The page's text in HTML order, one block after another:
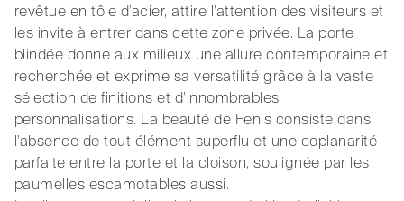
revêtue en tôle d’acier, attire l’attention des visiteurs et
les invite à entrer dans cette zone privée. La porte
blindée donne aux milieux une allure contemporaine et
recherchée et exprime sa versatilité grâce à la vaste
sélection de finitions et d’innombrables
personnalisations. La beauté de Fenis consiste dans
l’absence de tout élément superflu et une coplanarité
parfaite entre la porte et la cloison, soulignée par les
paumelles escamotables aussi.